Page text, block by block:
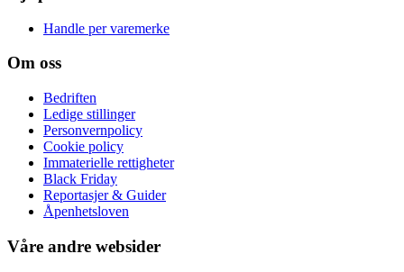
Handle per varemerke
Om oss
Bedriften
Ledige stillinger
Personvernpolicy
Cookie policy
Immaterielle rettigheter
Black Friday
Reportasjer & Guider
Åpenhetsloven
Våre andre websider